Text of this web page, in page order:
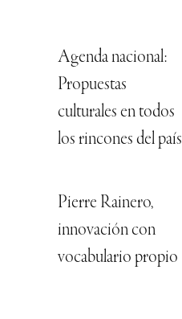
Agenda nacional:
Propuestas
culturales en todos
los rincones del país
Pierre Rainero,
innovación con
vocabulario propio